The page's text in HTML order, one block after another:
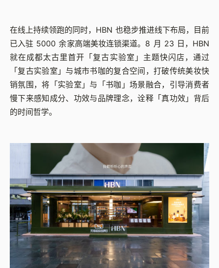
在线上持续领跑的同时，HBN 也稳步推进线下布局，目前
已入驻 5000 余家高端美妆连锁渠道。8 月 23 日，HBN
就在成都太古里首开「复古实验室」主题快闪店，通过
「复古实验室」与城市书咖的复合空间，打破传统美妆快
销氛围，将「实验室」与「书咖」场景融合，引导消费者
慢下来感知成分、功效与品牌理念，诠释「真功效」背后
的时间哲学。